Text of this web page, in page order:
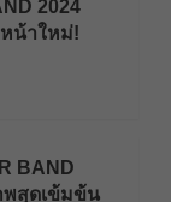
2024
น้าใหม่!
BAND
พสุดเข้มข้น